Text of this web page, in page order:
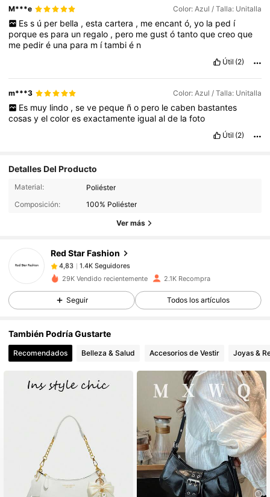
M***e Color: Azul / Talla: Unitalla
Es s ú per bella , esta cartera , me encant ó, yo la ped í
porquees para un regalo , pero megustótantoquecreoque
me pediré una para m ítambié n
Útil (2)
m***3 Color: Azul / Talla: Unitalla
Es muy lindo , se ve peque ñ o pero le caben bastantes
cosasyelcoloresexactamente igualalde lafoto
Útil (2)
Detalles Del Producto
Material:
Poliéster
Composición:
100% Poliéster
Ver más
Red Star Fashion
1.4K Seguidores
1.4K Seguidores
4,83 1.4K Seguidores
4,83 1.4K Seguidores
4,83
4,83 1.4K Seguidores
4,83 1.4K Seguidores
1.4K Seguidores
29K Vendido recientemente 2.1K Recompra
Seguir Todos los artículos
También Podría Gustarte
Recomendados Belleza & Salud Accesorios de Vestir Joyas &